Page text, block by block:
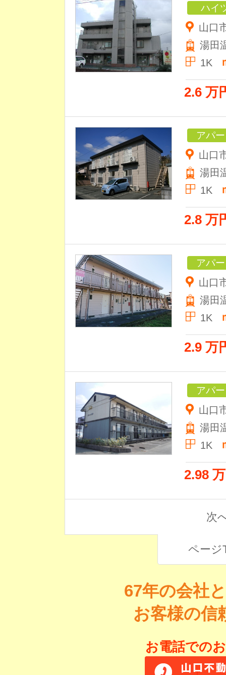
ハイ
山口
湯田
1K
2.6 万
アパ
山口
湯田
1K
2.8 万
アパ
山口
湯田
1K
2.9 万
アパ
山口
湯田
1K
2.98
次
ページ
67年の会社
お客様の信
お電話での